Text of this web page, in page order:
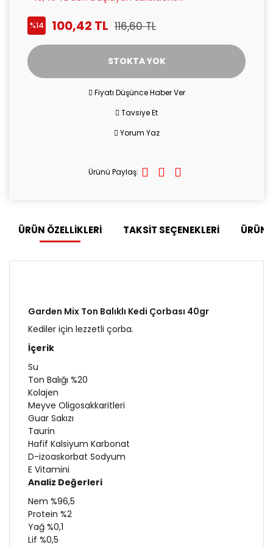
%14 100,42 TL 116,60 TL
STOKTA YOK
Fiyatı Düşünce Haber Ver
Tavsiye Et
Yorum Yaz
Ürünü Paylaş:
ÜRÜN ÖZELLİKLERİ TAKSİT SEÇENEKLERİ ÜRÜN
Garden Mix Ton Balıklı Kedi Çorbası 40gr
Kediler için lezzetli çorba.
İçerik
Su
Ton Balığı %20
Kolajen
Meyve Oligosakkaritleri
Guar Sakızı
Taurin
Hafif Kalsiyum Karbonat
D-izoaskorbat Sodyum
E Vitamini
Analiz Değerleri
Nem %96,5
Protein %2
Yağ %0,1
Lif %0,5